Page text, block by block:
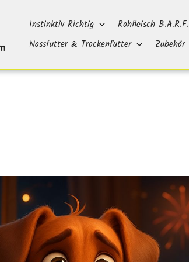
Instinktiv Richtig Rohfleisch B.A.R.F.
Nassfutter & Trockenfutter
Zubehör